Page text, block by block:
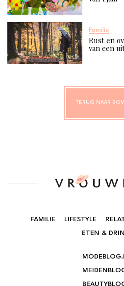
Familie
Rust en
van een
TERUG NAAR
FAMILIE LIFESTYLE
ETEN &